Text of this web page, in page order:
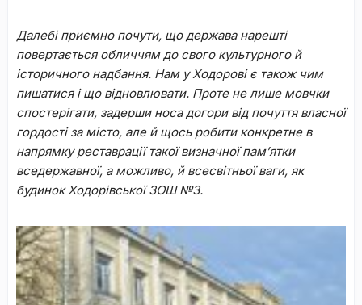
Далебі приємно почути, що держава нарешті
повертається обличчям до свого культурного й
історичного надбання. Нам у Ходорові є також чим
пишатися і що відновлювати. Проте не лише мовчки
спостерігати, задерши носа догори від почуття власної
гордості за місто, але й щось робити конкретне в
напрямку реставрації такої визначної пам’ятки
вседержавної, а можливо, й всесвітньої ваги, як
будинок Ходорівської ЗОШ №3.